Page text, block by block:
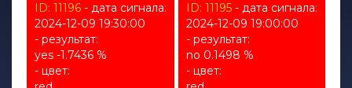
ID: 11196 - дата сигнала:
2024-12-09 19:30:00
- результат:
yes -1.7436 %
- цвет:
ID: 11195- дата сигнала:
2024-12-09 19:00:00
- результат:
no 0.1498 %
- цвет: